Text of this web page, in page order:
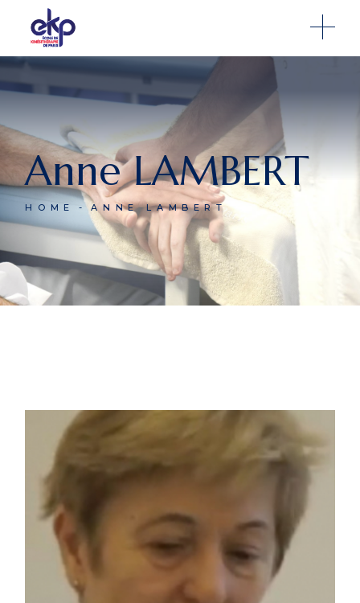
Anne LAMBERT
HOME ANNE LAMBERT